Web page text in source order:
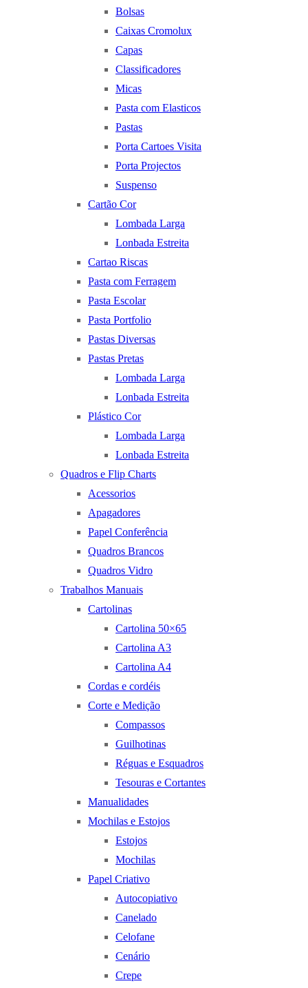
Bolsas
Caixas Cromolux
Capas
Classificadores
Micas
Pasta com Elasticos
Pastas
Porta Cartoes Visita
Porta Projectos
Suspenso
Cartão Cor
Lombada Larga
Lonbada Estreita
Cartao Riscas
Pasta com Ferragem
Pasta Escolar
Pasta Portfolio
Pastas Diversas
Pastas Pretas
Lombada Larga
Lonbada Estreita
Plástico Cor
Lombada Larga
Lonbada Estreita
Quadros e Flip Charts
Acessorios
Apagadores
Papel Conferência
Quadros Brancos
Quadros Vidro
Trabalhos Manuais
Cartolinas
Cartolina 50×65
Cartolina A3
Cartolina A4
Cordas e cordéis
Corte e Medição
Compassos
Guilhotinas
Réguas e Esquadros
Tesouras e Cortantes
Manualidades
Mochilas e Estojos
Estojos
Mochilas
Papel Criativo
Autocopiativo
Canelado
Celofane
Cenário
Crepe